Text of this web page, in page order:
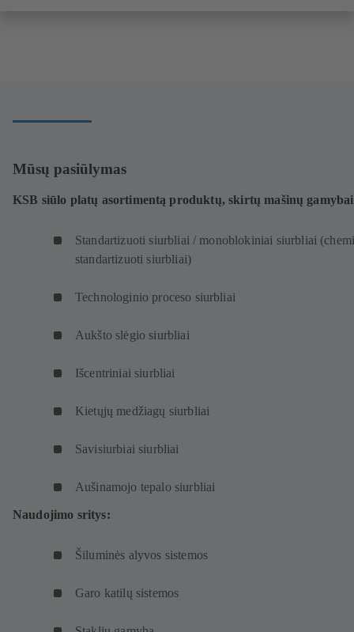
Mūsų pasiūlymas
KSB siūlo platų asortimentą produktų, skirtų mašinų
Standartizuoti siurbliai / monoblokiniai siurbliai
standartizuoti siurbliai)
Technologinio proceso siurbliai
Aukšto slėgio siurbliai
Išcentriniai siurbliai
Kietųjų medžiagų siurbliai
Savisiurbiai siurbliai
Aušinamojo tepalo siurbliai
Naudojimo sritys:
Šiluminės alyvos sistemos
Garo katilų sistemos